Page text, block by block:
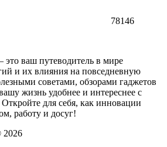
78146
ваш путеводитель в мире
и их влияния на повседневную
советами, обзорами гаджетов
жизнь удобнее и интереснее с
для себя, как инновации
работу и досуг!
2026